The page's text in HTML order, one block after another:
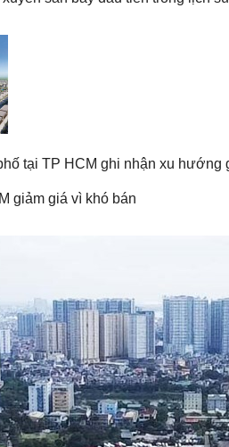
tại TP HCM ghi nhận xu
giảm giá vì khó bán